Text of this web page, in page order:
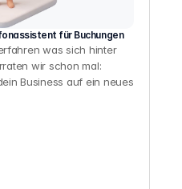
für Buchungen
was sich hinter
wir schon mal:
Business auf ein neues